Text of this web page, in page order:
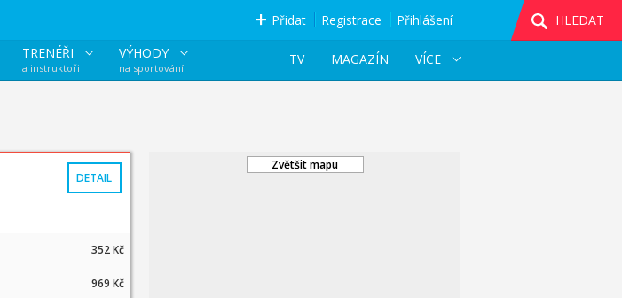
Přidat Registrace Přihlášení
HLEDAT
TRENÉŘI
a instruktoři
VÝHODY
na sportování
VÍCE
MAGAZÍN
TV
DETAIL
352 Kč
969 Kč
Zvětšit mapu